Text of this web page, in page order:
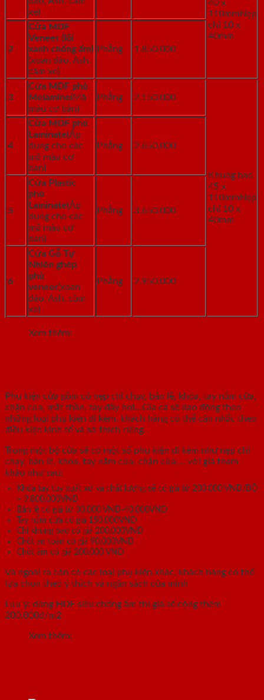
xe)
40 x
110mmNẹp
chỉ 10 x
40mm
2
Cửa MDF
Veneer (lõi
xanh chống ẩm)
(xoan đào, Ash,
căm xe)
Phẳng 1.850.000
3
Cửa MDF phủ
Melamine(Mã
màu cơ bản)
Phẳng 2.150.000
Khung bao
45 x
110mmNẹp
chỉ 10 x
40mm
4
Cửa MDF phủ
Laminate(Áp
dụng cho các
mã màu cơ
bản)
Phẳng 2.650.000
5
Cửa Plastic
phủ
Laminate(Áp
dụng cho các
mã màu cơ
bản)
Phẳng 3.650.000
6
Cửa Gỗ Tự
Nhiên ghép
phủ
veneer(xoan
đào, Ash, căm
xe)
Phẳng 2.950.000
Xem thêm:
Phụ kiện cửa gồm có nẹp chỉ chạy, bản lề, khóa, tay nắm cửa,
chặn cửa, mắt thần, tay đẩy hơi…Gía cả sẽ dao động theo
những loại phụ kiện đi kèm, khách hàng có thể cân nhắc theo
điều kiện kinh tế và sở thích riêng.
Trong một bộ cửa sẽ có một số phụ kiện đi kèm như nẹp chỉ
chạy, bản lề, khóa, tay nắm cửa, chặn cửa,… với giá tham
khảo như sau:
Khóa tay tùy xuất xứ và chất lượng sẽ có giá từ 200.000 VNĐ/BỘ
– 9.800.000VNĐ
Bản lề có giá từ 30.000 VNĐ-40.000VNĐ
Tay nắm cửa có giá 150.000VNĐ
Chỉ khung bao có giá 200.000VNĐ
Chốt an toàn có giá 90.000VNĐ
Chốt âm có giá 200.000 VNĐ
Và ngoài ra còn có các loại phụ kiện khác, khách hàng có thể
lựa chọn theo ý thích và ngân sách của mình
Lưu ý: dùng HDF siêu chống ẩm thì giá sẽ cộng thêm
200.000đ/m2
Xem thêm: